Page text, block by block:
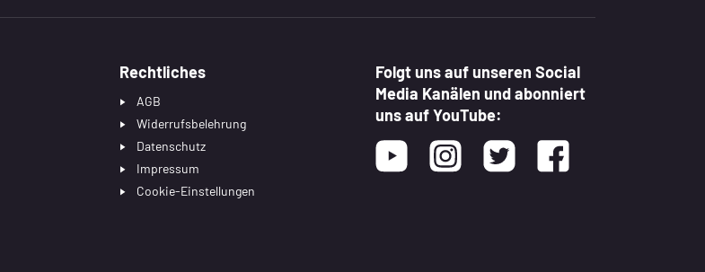
Rechtliches
AGB
Widerrufsbelehrung
Datenschutz
Impressum
Cookie-Einstellungen
Folgt uns auf unseren Social
Media Kanälen und abonniert
uns auf YouTube:
Youtube InstagramTwitter Facebook